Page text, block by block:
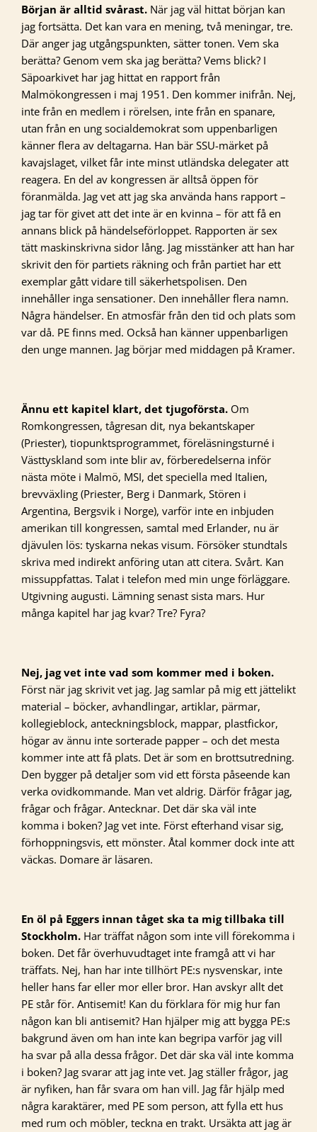
Början är alltid svårast.När jag väl hittat början kan
jag fortsätta. Det kan vara en mening, två meningar, tre.
Där anger jag utgångspunkten, sätter tonen. Vem ska
berätta? Genom vem ska jag berätta? Vems blick? I
Säpoarkivet har jag hittat en rapport från
Malmökongressen i maj 1951. Den kommer inifrån. Nej,
inte från en medlem i rörelsen, inte från en spanare,
utan från en ung socialdemokrat som uppenbarligen
känner flera av deltagarna. Han bär SSU-märket på
kavajslaget, vilket får inte minst utländska delegater att
reagera. En del av kongressen är alltså öppen för
föranmälda. Jag vet att jag ska använda hans rapport –
jag tar för givet att det inte är en kvinna – för att få en
annans blick på händelseförloppet. Rapporten är sex
tätt maskinskrivna sidor lång. Jag misstänker att han har
skrivit den för partiets räkning och från partiet har ett
exemplar gått vidare till säkerhetspolisen. Den
innehåller inga sensationer. Den innehåller flera namn.
Några händelser. En atmosfär från den tid och plats som
var då. PE finns med. Också han känner uppenbarligen
den unge mannen. Jag börjar med middagen på Kramer.
Ännu ett kapitel klart, det tjugoförsta.Om
Romkongressen, tågresan dit, nya bekantskaper
(Priester), tiopunktsprogrammet, föreläsningsturné i
Västtyskland som inte blir av, förberedelserna inför
nästa möte i Malmö, MSI, det speciella med Italien,
brevväxling (Priester, Berg i Danmark, Stören i
Argentina, Bergsvik i Norge), varför inte en inbjuden
amerikan till kongressen, samtal med Erlander, nu är
djävulen lös: tyskarna nekas visum. Försöker stundtals
skriva med indirekt anföring utan att citera. Svårt. Kan
missuppfattas. Talat i telefon med min unge förläggare.
Utgivning augusti. Lämning senast sista mars. Hur
många kapitel har jag kvar? Tre? Fyra?
Nej, jag vet inte vad som kommer med i boken.
Först när jag skrivit vet jag. Jag samlar på mig ett jättelikt
material – böcker, avhandlingar, artiklar, pärmar,
kollegieblock, anteckningsblock, mappar, plastfickor,
högar av ännu inte sorterade papper – och det mesta
kommer inte att få plats. Det är som en brottsutredning.
Den bygger på detaljer som vid ett första påseende kan
verka ovidkommande. Man vet aldrig. Därför frågar jag,
frågar och frågar. Antecknar. Det där ska väl inte
komma i boken? Jag vet inte. Först efterhand visar sig,
förhoppningsvis, ett mönster. Åtal kommer dock inte att
väckas. Domare är läsaren.
En öl på Eggers innan tåget ska ta mig tillbaka till
Stockholm.Har träffat någon som inte vill förekomma i
boken. Det får överhuvudtaget inte framgå att vi har
träffats. Nej, han har inte tillhört PE:s nysvenskar, inte
heller hans far eller mor eller bror. Han avskyr allt det
PE står för. Antisemit! Kan du förklara för mig hur fan
någon kan bli antisemit? Han hjälper mig att bygga PE:s
bakgrund även om han inte kan begripa varför jag vill
ha svar på alla dessa frågor. Det där ska väl inte komma
i boken? Jag svarar att jag inte vet. Jag ställer frågor, jag
är nyfiken, han får svara om han vill. Jag får hjälp med
några karaktärer, med PE som person, att fylla ett hus
med rum och möbler, teckna en trakt. Ursäkta att jag är